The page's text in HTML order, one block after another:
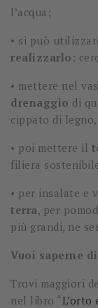
l’acqua;
• si può
realizzarlo :
• mettere nel
drenaggio di
cippato di
• poi mettere il
filiera
• per insalate e
terra, per
più grandi, ne
Vuoi saperne
Trovi maggiori
nel libro “L’orto